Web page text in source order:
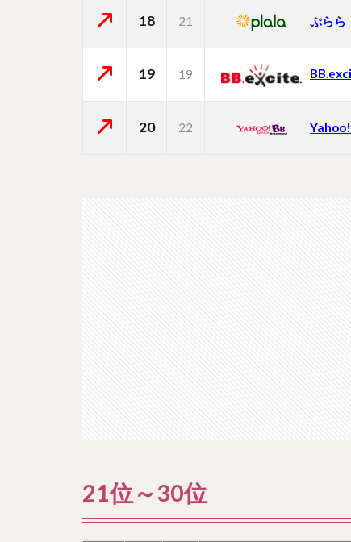
18 21 ぷらら
19 19
20 22
21位～30位